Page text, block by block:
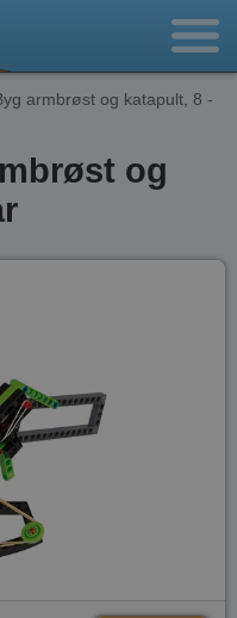
armbrøst og katapult, 8 -
og